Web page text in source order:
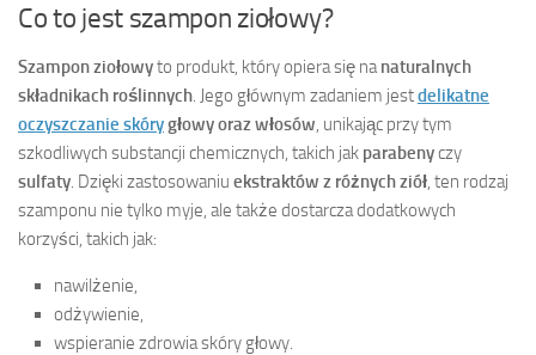
Co to jest szampon ziołowy?
Szampon ziołowyto produkt, który opiera się nanaturalnych
składnikach roślinnych. Jego głównym zadaniem jestdelikatne
oczyszczanie skórygłowy oraz włosów, unikając przy tym
szkodliwych substancji chemicznych, takich jak parabenyczy
sulfaty. Dzięki zastosowaniu ekstraktów z różnych ziół, ten rodzaj
szamponu nie tylko myje, ale także dostarcza dodatkowych
korzyści, takich jak:
nawilżenie,
odżywienie,
wspieranie zdrowia skóry głowy.